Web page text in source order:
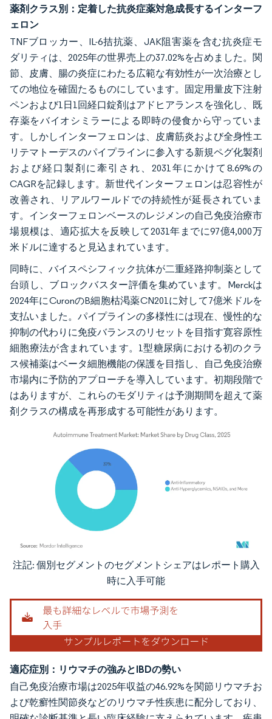
薬剤クラス別：定着した抗炎症薬対急成長するインターフ
ェロン
TNFブロッカー、IL-6拮抗薬、JAK阻害薬を含む抗炎症モ
ダリティは、2025年の世界売上の37.02%を占めました。関
節、皮膚、腸の炎症にわたる広範な有効性が一次治療とし
ての地位を確固たるものにしています。固定用量皮下注射
ペンおよび1日1回経口錠剤はアドヒアランスを強化し、既
存薬をバイオシミラーによる即時の侵食から守っていま
す。しかしインターフェロンは、皮膚筋炎および全身性エ
リテマトーデスのパイプラインに参入する新規ペグ化製剤
および経口製剤に牽引され、2031年にかけて8.69%の
CAGRを記録します。新世代インターフェロンは忍容性が
改善され、リアルワールドでの持続性が延長されていま
す。インターフェロンベースのレジメンの自己免疫治療市
場規模は、適応拡大を反映して2031年までに97億4,000万
米ドルに達すると見込まれています。
同時に、バイスペシフィック抗体が二重経路抑制薬として
台頭し、ブロックバスター評価を集めています。Merckは
2024年にCuronのB細胞枯渇薬CN201に対して7億米ドルを
支払いました。パイプラインの多様性には現在、慢性的な
抑制の代わりに免疫バランスのリセットを目指す寛容原性
細胞療法が含まれています。1型糖尿病における初のクラ
ス候補薬はベータ細胞機能の保護を目指し、自己免疫治療
市場内に予防的アプローチを導入しています。初期段階で
はありますが、これらのモダリティは予測期間を超えて薬
剤クラスの構成を再形成する可能性があります。
画像 © Mordor Intelligence。再利用にはCC BY 4.0の表示が必要です。
注記: 個別セグメントのセグメントシェアはレポート購入
時に入手可能
適応症別：リウマチの強みとIBDの勢い
自己免疫治療市場は2025年収益の46.92%を関節リウマチお
よび乾癬性関節炎などのリウマチ性疾患に配分しており、